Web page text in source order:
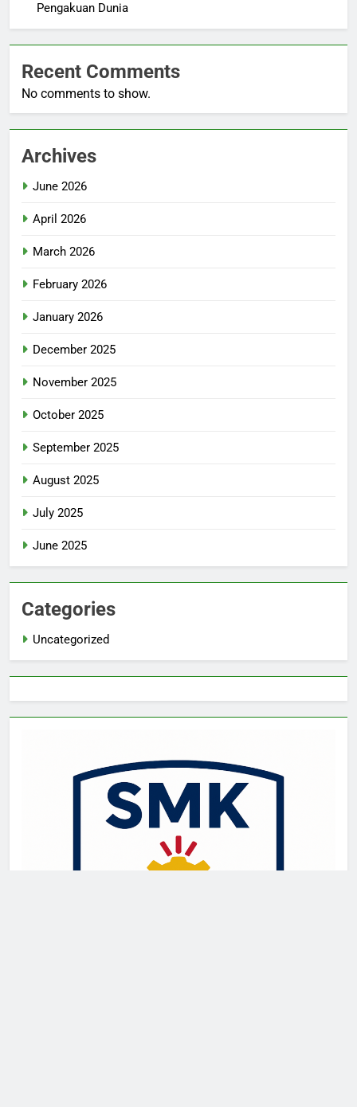
Pengakuan Dunia
Recent Comments
No comments to show.
Archives
June 2026
April 2026
March 2026
February 2026
January 2026
December 2025
November 2025
October 2025
September 2025
August 2025
July 2025
June 2025
Categories
Uncategorized